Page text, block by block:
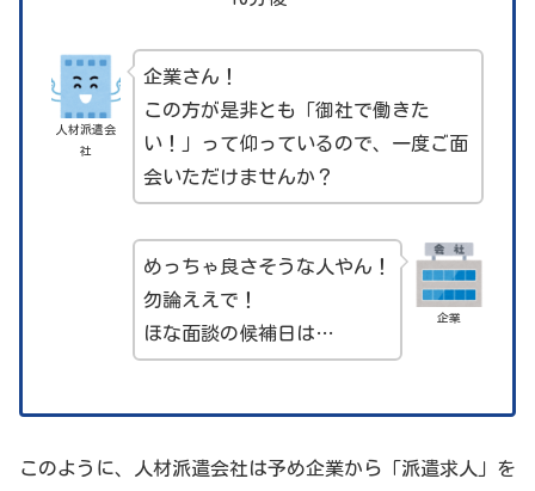
人材派遣会
社
企業さん！
この方が是非とも「御社で働きた
い！」って仰っているので、一度ご面
会いただけませんか？
企業
めっちゃ良さそうな人やん！
勿論ええで！
ほな面談の候補日は…
このように、人材派遣会社は予め企業から「派遣求人」を